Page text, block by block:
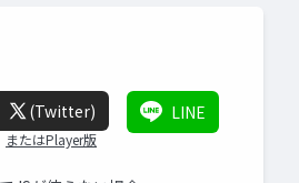
(Twitter)
またはPlayer版
LINE